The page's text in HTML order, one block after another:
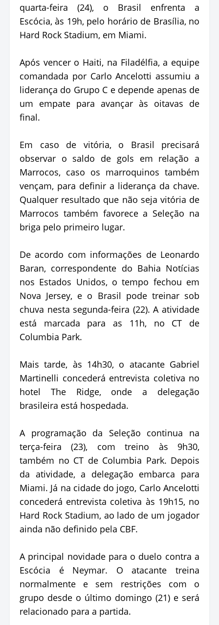
quarta-feira (24), o Brasil enfrenta a
Escócia, às 19h, pelo horário de Brasília, no
Hard Rock Stadium, em Miami.
Após vencer o Haiti, na Filadélfia, a equipe
comandada por Carlo Ancelotti assumiu a
liderança do Grupo C e depende apenas de
um empate para avançar às oitavas de
final.
Em caso de vitória, o Brasil precisará
observar o saldo de gols em relação a
Marrocos, caso os marroquinos também
vençam, para definir a liderança da chave.
Qualquer resultado que não seja vitória de
Marrocos também favorece a Seleção na
briga pelo primeiro lugar.
De acordo com informações de Leonardo
Baran, correspondente do Bahia Notícias
nos Estados Unidos, o tempo fechou em
Nova Jersey, e o Brasil pode treinar sob
chuva nesta segunda-feira (22). A atividade
está marcada para as 11h, no CT de
Columbia Park.
Mais tarde, às 14h30, o atacante Gabriel
Martinelli concederá entrevista coletiva no
hotel The Ridge, onde a delegação
brasileira está hospedada.
A programação da Seleção continua na
terça-feira (23), com treino às 9h30,
também no CT de Columbia Park. Depois
da atividade, a delegação embarca para
Miami. Já na cidade do jogo, Carlo Ancelotti
concederá entrevista coletiva às 19h15, no
Hard Rock Stadium, ao lado de um jogador
ainda não definido pela CBF.
A principal novidade para o duelo contra a
Escócia é Neymar. O atacante treina
normalmente e sem restrições com o
grupo desde o último domingo (21) e será
relacionado para a partida.